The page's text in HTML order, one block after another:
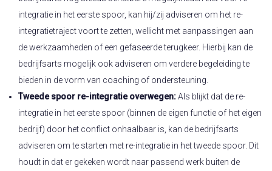
integratie in het eerste spoor, kan hij/zij adviseren om het re-
integratietraject voort te zetten, wellicht met aanpassingen aan
de werkzaamheden of een gefaseerde terugkeer. Hierbij kan de
bedrijfsarts mogelijk ook adviseren om verdere begeleiding te
bieden in de vorm van coaching of ondersteuning.
Tweede spoor re-integratie overwegen:Als blijkt dat de re-
integratie in het eerste spoor (binnen de eigen functie of het eigen
bedrijf) door het conflict onhaalbaar is, kan de bedrijfsarts
adviseren om te starten met re-integratie in het tweede spoor. Dit
houdt in dat er gekeken wordt naar passend werk buiten de